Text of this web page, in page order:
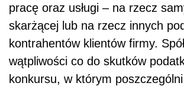
pracę oraz usługi – na rzecz
skarżącej lub na rzecz innych
kontrahentów klientów firmy.
wątpliwości co do skutków
konkursu, w którym poszczególni